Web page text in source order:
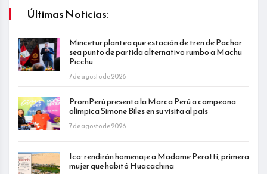
Últimas Noticias:
Mincetur plantea que estación de tren de Pachar
sea punto de partida alternativo rumbo a Machu
Picchu
7 de agosto de 2026
PromPerú presenta la Marca Perú a campeona
olímpica Simone Biles en su visita al país
7 de agosto de 2026
Ica: rendirán homenaje a Madame Perotti, primera
mujer que habitó Huacachina